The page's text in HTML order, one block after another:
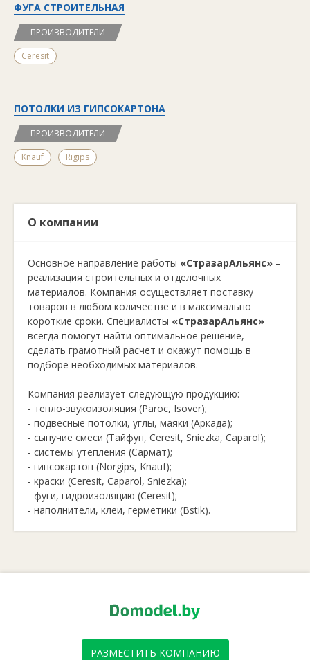
ФУГА СТРОИТЕЛЬНАЯ
ПРОИЗВОДИТЕЛИ
Ceresit
ПОТОЛКИ ИЗ ГИПСОКАРТОНА
ПРОИЗВОДИТЕЛИ
Knauf
Rigips
О компании
Основное направление работы «СтразарАльянс» –
реализация строительных и отделочных
материалов. Компания осуществляет поставку
товаров в любом количестве и в максимально
короткие сроки. Специалисты «СтразарАльянс»
всегда помогут найти оптимальное решение,
сделать грамотный расчет и окажут помощь в
подборе необходимых материалов.
Компания реализует следующую продукцию:
- тепло-звукоизоляция (Paroc, Isover);
- подвесные потолки, углы, маяки (Аркада);
- сыпучие смеси (Тайфун, Ceresit, Sniezka, Сaparol);
- системы утепления (Сармат);
- гипсокартон (Norgips, Knauf);
- краски (Ceresit, Сaparol, Sniezka);
- фуги, гидроизоляцию (Ceresit);
- наполнители, клеи, герметики (Bstik).
РАЗМЕСТИТЬ КОМПАНИЮ